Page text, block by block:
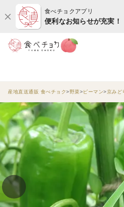
食べチョクアプリ
便利なお知らせが充実！
産地直送通販 食べチョク 野菜 ピーマン 京みど